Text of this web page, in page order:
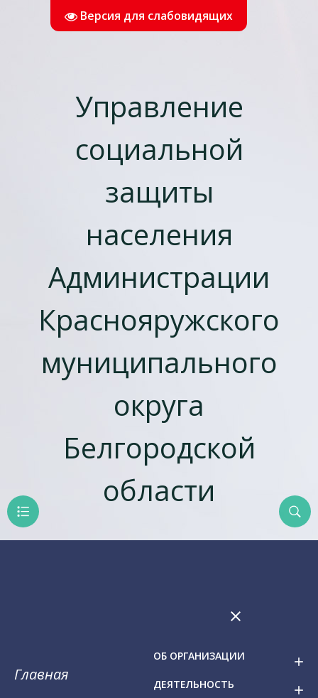
Версия для слабовидящих
Управление
социальной
защиты
населения
Администрации
Краснояружского
муниципального
округа
Белгородской
области
Главная
ОБ ОРГАНИЗАЦИИ add
ДЕЯТЕЛЬНОСТЬ add
close